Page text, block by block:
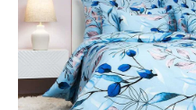
hvězdiček.